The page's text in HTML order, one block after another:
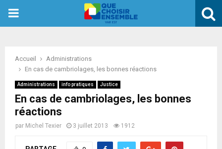
PRIMARY
Accueil
Administrations
En cas de cambriolages, les bonnes réactions
Administrations info pratiques Justice
En cas de cambriolages, les bonnes
réactions
par Michel Texier 3 juillet 2013 1912